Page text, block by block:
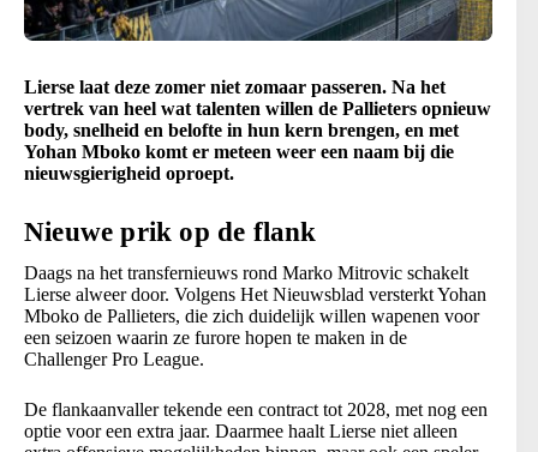
Lierse laat deze zomer niet zomaar passeren. Na het
vertrek van heel wat talenten willen de Pallieters opnieuw
body, snelheid en belofte in hun kern brengen, en met
Yohan Mboko komt er meteen weer een naam bij die
nieuwsgierigheid oproept.
Nieuwe prik op de flank
Daags na het transfernieuws rond Marko Mitrovic schakelt
Lierse alweer door. Volgens Het Nieuwsblad versterkt Yohan
Mboko de Pallieters, die zich duidelijk willen wapenen voor
een seizoen waarin ze furore hopen te maken in de
Challenger Pro League.
De flankaanvaller tekende een contract tot 2028, met nog een
optie voor een extra jaar. Daarmee haalt Lierse niet alleen